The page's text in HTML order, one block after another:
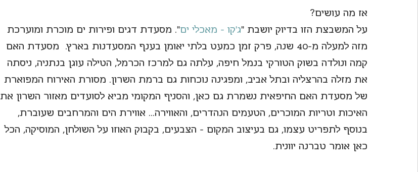
אז מה עושים?
על המשבצת הזו בדיוק יושבת "ג'קו - מאכלי ים". מסעדת דגים ופירות ים מוכרת ומוערכת
מזה למעלה מ-40 שנה, פרק זמן כמעט בלתי יאומן בענף המסעדנות בארץ.  מסעדת האם
קמה ונולדה בשוק הטורקי בנמל חיפה, עלתה גם למרכז הכרמל, הטילה עוגן בנתניה, ניסתה
את מזלה בהרצליה ובתל אביב, ומפגינה נוכחות גם ברמת השרון. מסורת האירוח המפוארת
של מסעדת האם החיפאית נשמרת גם כאן, והסניף המקומי מביא לסועדים מאזור השרון את
האיכות וטריות המוכרים, הטעמים הנהדרים, והאווירה... אווירת הים והמרחבים שעוברת,
בנוסף לתפריט עצמו, גם בעיצוב המקום - הצבעים, בקבוק האוזו על השולחן, המוסיקה, הכל
כאן אומר טברנה יוונית.